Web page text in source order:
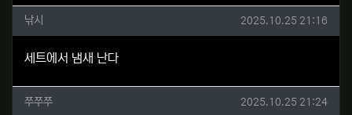
낚시님의 댓글
낚시 작성일
2025.10.25 21:16
세트에서 냄새 난다
쭈쭈쭈님의 댓글
쭈쭈쭈 작성일
2025.10.25 21:24